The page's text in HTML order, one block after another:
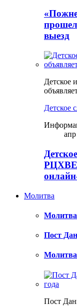
выезд
Детское
Детское
РЦХВЕ
Молитва
Молитва
Пост
Молитва
Пост